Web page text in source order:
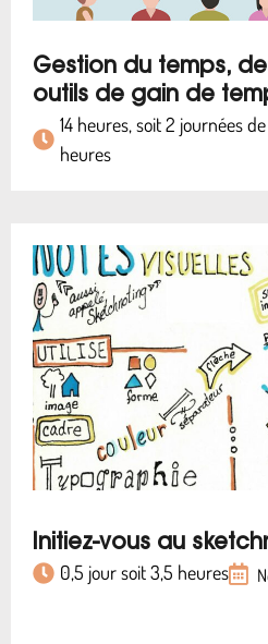
Gestion du temps,
outils de gain de
14 heures, soit 2 journées
heures
Initiez-vous au
0,5 jour soit 3,5 heures